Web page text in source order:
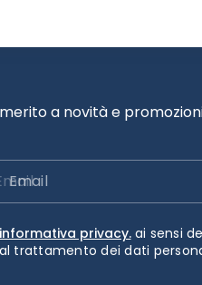
a novità e
Email
informativa privacy.ai sensi
trattamento dei dati